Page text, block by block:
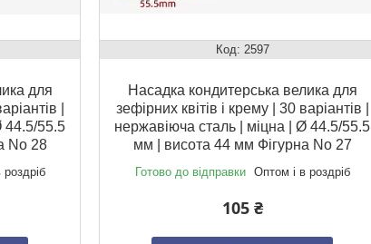
для
|
44.5/55.5
No 28
2597
Насадка кондитерська велика для
зефірних квітів і крему | 30 варіантів |
нержавіюча сталь | міцна | Ø 44.5/55.5
мм | висота 44 мм Фігурна No 27
Готово до відправки Оптом і в роздріб
105 ₴